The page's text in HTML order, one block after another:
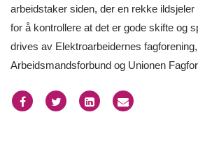
arbeidstaker siden, der en rekke
for å kontrollere at det er gode skifte og
drives av Elektroarbeidernes
Arbeidsmandsforbund og Unionen